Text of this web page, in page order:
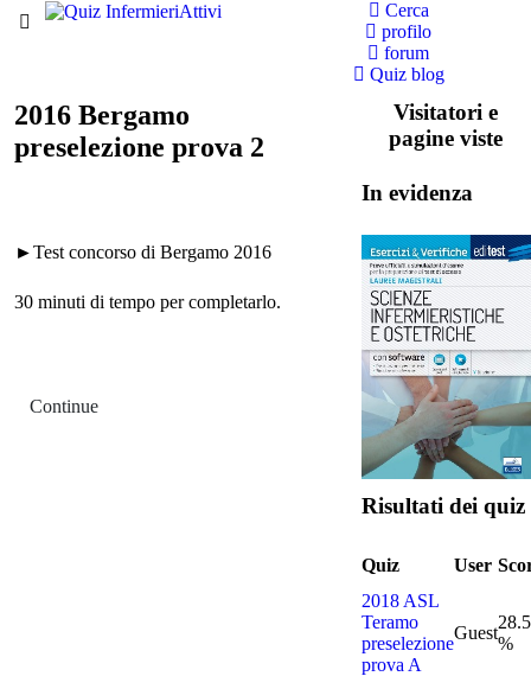
Cerca
profilo
forum
Quiz blog
2016 Bergamo
preselezione prova 2
►Test concorso di Bergamo 2016
30 minuti di tempo per completarlo.
Continue
Visitatori e
pagine viste
In evidenza
Risultati dei quiz
Quiz User
2018 ASL
Teramo
preselezione
prova A
Guest
%